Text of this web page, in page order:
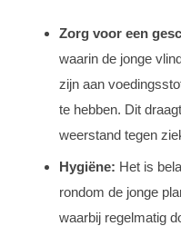
Zorg voor een
waarin de jonge
zijn aan
te hebben. Dit
weerstand tegen
Hygiëne: Het is
rondom de jonge
waarbij regelmatig